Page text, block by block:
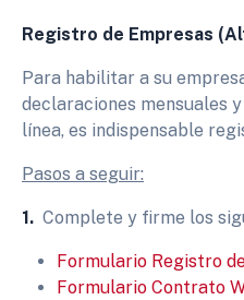
Registro de Empresas
Para habilitar a su
declaraciones mensuales
línea, es indispensable
Pasos a seguir:
1. Complete y firme los
Formulario Registro
Formulario Contrato